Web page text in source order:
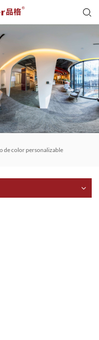
de color personalizable